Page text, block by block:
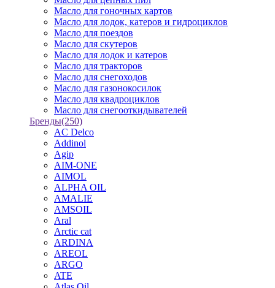
Масло для гоночных картов
Масло для лодок, катеров и гидроциклов
Масло для поездов
Масло для скутеров
Масло для лодок и катеров
Масло для тракторов
Масло для снегоходов
Масло для газонокосилок
Масло для квадроциклов
Масло для снегооткидывателей
Бренды(250)
AC Delco
Addinol
Agip
AIM-ONE
AIMOL
ALPHA OIL
AMALIE
AMSOIL
Aral
Arctic cat
ARDINA
AREOL
ARGO
ATE